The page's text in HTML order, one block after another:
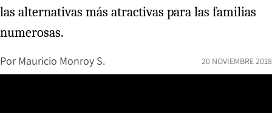
las alternativas más atractivas para las familias
numerosas.
Por Mauricio Monroy S. 20 NOVIEMBRE 2018